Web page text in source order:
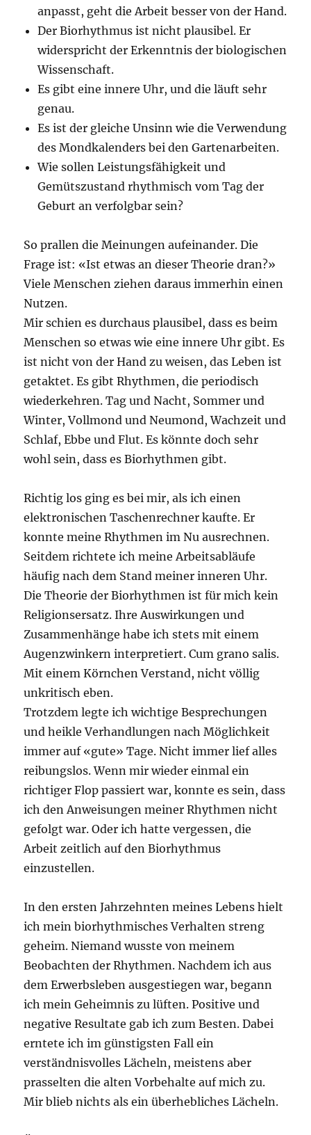
anpasst, geht die Arbeit besser von der Hand.
Der Biorhythmus ist nicht plausibel. Er
widerspricht der Erkenntnis der biologischen
Wissenschaft.
Es gibt eine innere Uhr, und die läuft sehr
genau.
Es ist der gleiche Unsinn wie die Verwendung
des Mondkalenders bei den Gartenarbeiten.
Wie sollen Leistungsfähigkeit und
Gemütszustand rhythmisch vom Tag der
Geburt an verfolgbar sein?
So prallen die Meinungen aufeinander. Die
Frage ist: «Ist etwas an dieser Theorie dran?»
Viele Menschen ziehen daraus immerhin einen
Nutzen.
Mir schien es durchaus plausibel, dass es beim
Menschen so etwas wie eine innere Uhr gibt. Es
ist nicht von der Hand zu weisen, das Leben ist
getaktet. Es gibt Rhythmen, die periodisch
wiederkehren. Tag und Nacht, Sommer und
Winter, Vollmond und Neumond, Wachzeit und
Schlaf, Ebbe und Flut. Es könnte doch sehr
wohl sein, dass es Biorhythmen gibt.
Richtig los ging es bei mir, als ich einen
elektronischen Taschenrechner kaufte. Er
konnte meine Rhythmen im Nu ausrechnen.
Seitdem richtete ich meine Arbeitsabläufe
häufig nach dem Stand meiner inneren Uhr.
Die Theorie der Biorhythmen ist für mich kein
Religionsersatz. Ihre Auswirkungen und
Zusammenhänge habe ich stets mit einem
Augenzwinkern interpretiert. Cum grano salis.
Mit einem Körnchen Verstand, nicht völlig
unkritisch eben.
Trotzdem legte ich wichtige Besprechungen
und heikle Verhandlungen nach Möglichkeit
immer auf «gute» Tage. Nicht immer lief alles
reibungslos. Wenn mir wieder einmal ein
richtiger Flop passiert war, konnte es sein, dass
ich den Anweisungen meiner Rhythmen nicht
gefolgt war. Oder ich hatte vergessen, die
Arbeit zeitlich auf den Biorhythmus
einzustellen.
In den ersten Jahrzehnten meines Lebens hielt
ich mein biorhythmisches Verhalten streng
geheim. Niemand wusste von meinem
Beobachten der Rhythmen. Nachdem ich aus
dem Erwerbsleben ausgestiegen war, begann
ich mein Geheimnis zu lüften. Positive und
negative Resultate gab ich zum Besten. Dabei
erntete ich im günstigsten Fall ein
verständnisvolles Lächeln, meistens aber
prasselten die alten Vorbehalte auf mich zu.
Mir blieb nichts als ein überhebliches Lächeln.